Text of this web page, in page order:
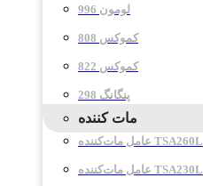
996 لومون
808 کموکس
822 کموکس
298 پنگانگ
مات کننده
عامل مات‌کننده TSA260L
عامل مات‌کننده TSA230L